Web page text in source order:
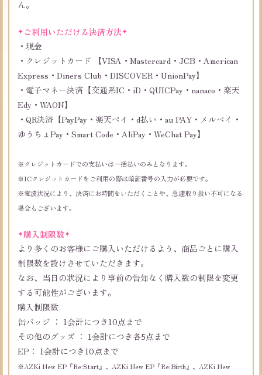
ん。
ご利用いただける決済方法
・現金
・クレジットカード 【VISA・Mastercard・JCB・American
Express・Diners Club・DISCOVER・UnionPay】
・電子マネー決済【交通系IC・iD・QUICPay・nanaco・楽天
Edy・WAON】
・QR決済【PayPay・楽天ペイ・d払い・au PAY・メルペイ・
ゆうちょPay・Smart Code・AliPay・WeChat Pay】
※クレジットカードでの支払いは一括払いのみとなります。
※ICクレジットカードをご利用の際は暗証番号の入力が必要です。
※電波状況により、決済にお時間をいただくことや、急遽取り扱い不可になる
場合もございます。
購入制限数
より多くのお客様にご購入いただけるよう、商品ごとに購入
制限数を設けさせていただきます。
なお、当日の状況により事前の告知なく購入数の制限を変更
する可能性がございます。
購入制限数
缶バッジ ： 1会計につき10点まで
その他のグッズ ： 1会計につき各5点まで
EP： 1会計につき10点まで
※AZKi New EP『Re:Start』、AZKi New EP『Re:Birth』、AZKi New